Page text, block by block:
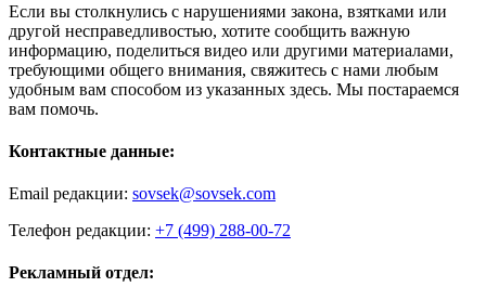
Если вы столкнулись с нарушениями закона, взятками или
другой несправедливостью, хотите сообщить важную
информацию, поделиться видео или другими материалами,
требующими общего внимания, свяжитесь с нами любым
удобным вам способом из указанных здесь. Мы постараемся
вам помочь.
Контактные данные:
Email редакции: sovsek@sovsek.com
Телефон редакции: +7 (499) 288-00-72
Рекламный отдел: